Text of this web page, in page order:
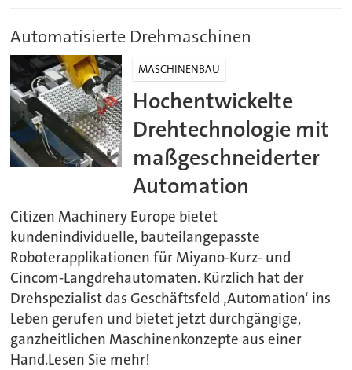
Automatisierte Drehmaschinen
MASCHINENBAU
Hochentwickelte
Drehtechnologie mit
maßgeschneiderter
Automation
Citizen Machinery Europe bietet
kundenindividuelle, bauteilangepasste
Roboterapplikationen für Miyano-Kurz- und
Cincom-Langdrehautomaten. Kürzlich hat der
Drehspezialist das Geschäftsfeld ‚Automation‘ ins
Leben gerufen und bietet jetzt durchgängige,
ganzheitlichen Maschinenkonzepte aus einer
Hand.Lesen Sie mehr!